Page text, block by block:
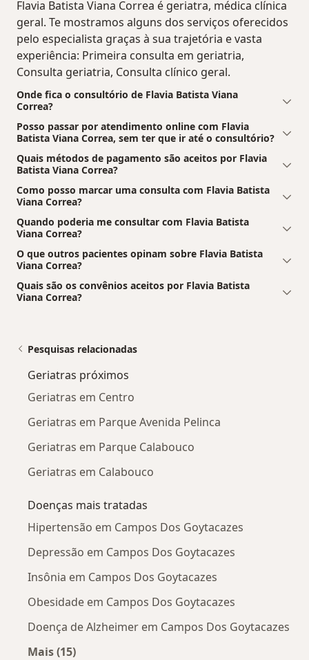
Flavia Batista Viana Correa é geriatra, médica clínica
geral. Te mostramos alguns dos serviços oferecidos
pelo especialista graças à sua trajetória e vasta
experiência: Primeira consulta em geriatria,
Consulta geriatria, Consulta clínico geral.
Onde fica o consultório de Flavia Batista Viana
Correa?
Posso passar por atendimento online com Flavia
Batista Viana Correa, sem ter que ir até o consultório?
Quais métodos de pagamento são aceitos por Flavia
Batista Viana Correa?
Como posso marcar uma consulta com Flavia Batista
Viana Correa?
Quando poderia me consultar com Flavia Batista
Viana Correa?
O que outros pacientes opinam sobre Flavia Batista
Viana Correa?
Quais são os convênios aceitos por Flavia Batista
Viana Correa?
Pesquisas relacionadas
Geriatras próximos
Geriatras em Centro
Geriatras em Parque Avenida Pelinca
Geriatras em Parque Calabouco
Geriatras em Calabouco
Doenças mais tratadas
Hipertensão em Campos Dos Goytacazes
Depressão em Campos Dos Goytacazes
Insônia em Campos Dos Goytacazes
Obesidade em Campos Dos Goytacazes
Doença de Alzheimer em Campos Dos Goytacazes
Mais (15)